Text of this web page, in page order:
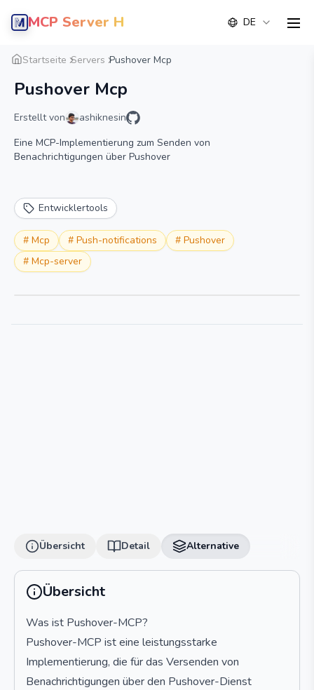
MCP Server Hub DE
Startseite Servers Pushover Mcp
Pushover Mcp
Erstellt von
ashiknesin
Eine MCP-Implementierung zum Senden von
Benachrichtigungen über Pushover
Entwicklertools
# Mcp # Push-notifications # Pushover
# Mcp-server
Übersicht Detail
Übersicht Detail Alternative
Übersicht
Was ist Pushover-MCP?
Pushover-MCP ist eine leistungsstarke
Implementierung, die für das Versenden von
Benachrichtigungen über den Pushover-Dienst